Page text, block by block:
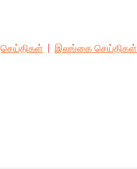
செய்திகள் இலங்கை செய்திகள்